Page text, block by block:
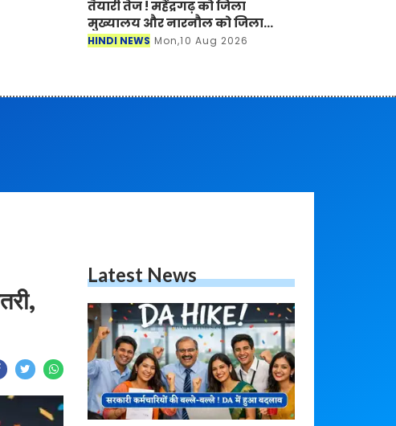
तैयारी तेज ! महेंद्रगढ़ को जिला
मुख्यालय और नारनौल को जिला
बनाने की मांग तेज
HINDI NEWS Mon,10 Aug 2026
Latest News